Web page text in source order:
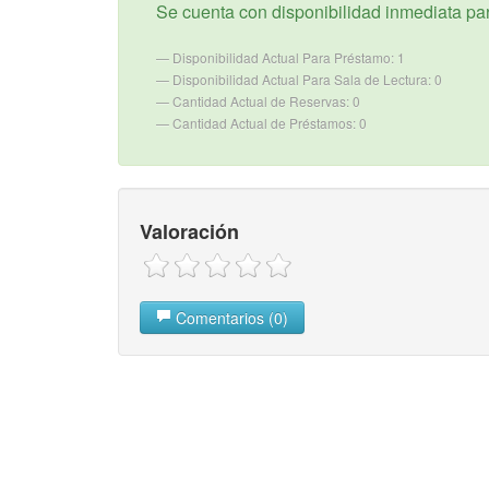
Se cuenta con disponibilidad inmediata
Disponibilidad Actual Para Préstamo: 1
Disponibilidad Actual Para Sala de Lectura: 0
Cantidad Actual de Reservas: 0
Cantidad Actual de Préstamos: 0
Valoración
Comentarios (0)